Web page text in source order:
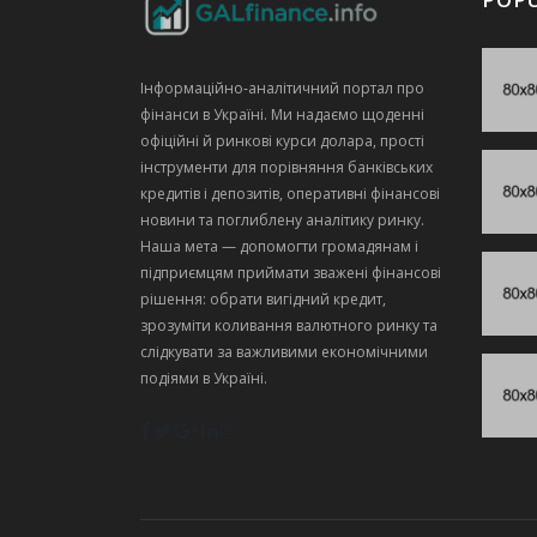
Інформаційно‑аналітичний портал про
фінанси в Україні. Ми надаємо щоденні
офіційні й ринкові курси долара, прості
інструменти для порівняння банківських
кредитів і депозитів, оперативні фінансові
новини та поглиблену аналітику ринку.
Наша мета — допомогти громадянам і
підприємцям приймати зважені фінансові
рішення: обрати вигідний кредит,
зрозуміти коливання валютного ринку та
слідкувати за важливими економічними
подіями в Україні.